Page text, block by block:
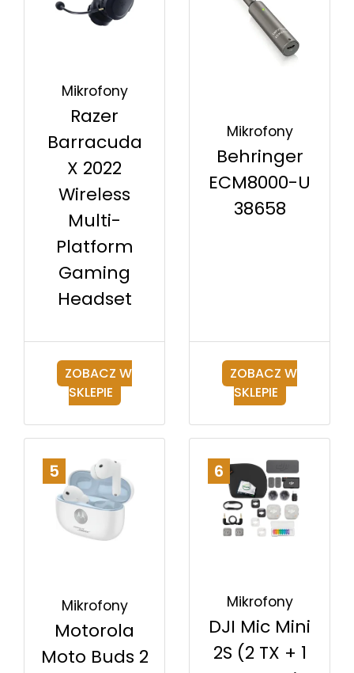
Mikrofony
Razer
Barracuda
X 2022
Wireless
Multi-
Platform
Gaming
Headset
ZOBACZ W
SKLEPIE
Mikrofony
Behringer
ECM8000-U
38658
ZOBACZ W
SKLEPIE
5
Mikrofony
Motorola
Moto Buds 2
6
Mikrofony
DJI Mic Mini
2S (2 TX + 1